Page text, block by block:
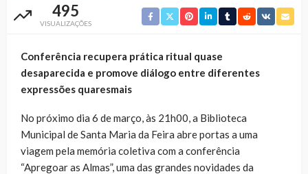
495
VISUALIZAÇÕES
Conferência recupera prática ritual quase
desaparecida e promove diálogo entre diferentes
expressões quaresmais
No próximo dia 6 de março, às 21h00, a Biblioteca
Municipal deSanta Maria da Feira abre portas a uma
viagem pela memória coletiva com a conferência
“Apregoar as Almas”, uma das grandes novidades da